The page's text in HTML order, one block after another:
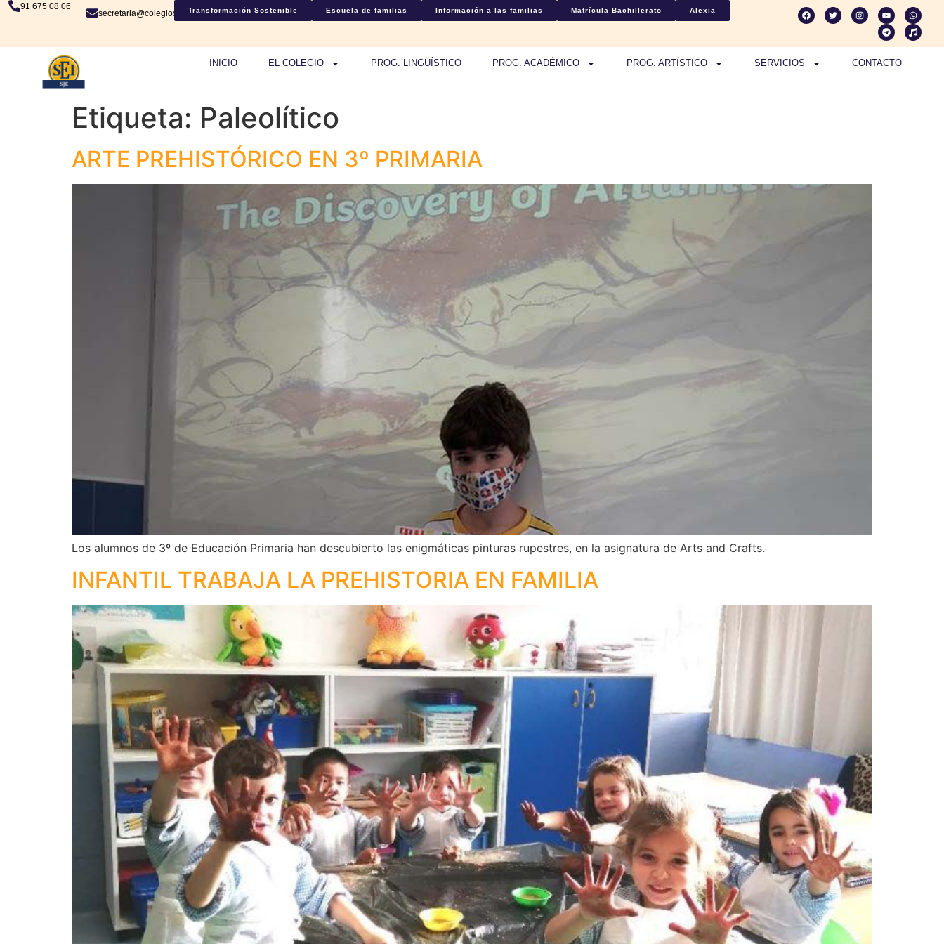
91 675 08 06
secretaria@colegiosje.esTransformación Sostenible Escuela de familias Información a las familias Matrícula Bachillerato Alexia
INICIO EL COLEGIO PROG. LINGÜÍSTICO PROG. ACADÉMICO PROG. ARTÍSTICO SERVICIOS CONTACTO
Etiqueta: Paleolítico
ARTE PREHISTÓRICO EN 3º PRIMARIA
Los alumnos de 3º de Educación Primaria han descubierto las enigmáticas pinturas rupestres, en la asignatura de Arts and Crafts.
INFANTIL TRABAJA LA PREHISTORIA EN FAMILIA